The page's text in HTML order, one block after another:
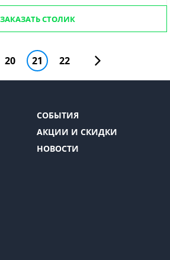
ЗАКАЗАТЬ СТОЛИК
20 21 22
СОБЫТИЯ
АКЦИИ И СКИДКИ
НОВОСТИ